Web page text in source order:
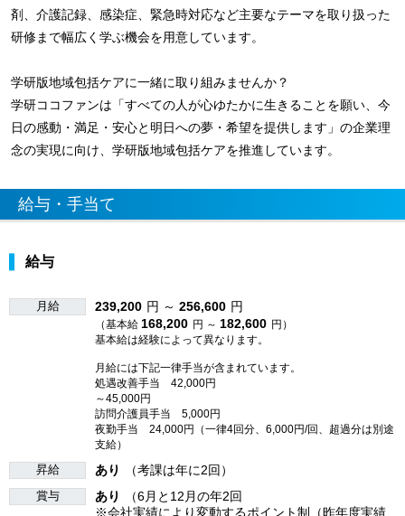
剤、介護記録、感染症、緊急時対応など主要なテーマを取り扱った
研修まで幅広く学ぶ機会を用意しています。
学研版地域包括ケアに一緒に取り組みませんか？
学研ココファンは「すべての人が心ゆたかに生きることを願い、今
日の感動・満足・安心と明日への夢・希望を提供します」の企業理
念の実現に向け、学研版地域包括ケアを推進しています。
給与・手当て
給与
月給 239,200 円 ～ 256,600 円
（基本給 168,200 円 ～ 182,600 円）
基本給は経験によって異なります。
月給には下記一律手当が含まれています。
処遇改善手当 42,000円
～45,000円
訪問介護員手当 5,000円
夜勤手当 24,000円（一律4回分、6,000円/回、超過分は別途
支給）
昇給 あり （考課は年に2回）
賞与 あり
（6月と12月の年2回
※会社実績により変動するポイント制（昨年度実績